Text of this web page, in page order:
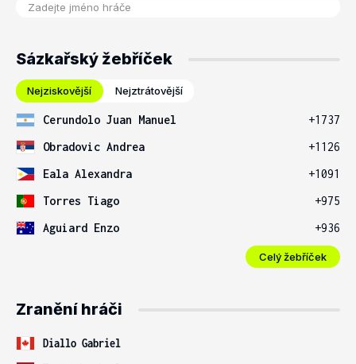
Sázkařský žebříček
Nejziskovější Nejztrátovější
Cerundolo Juan Manuel
+1737
Obradovic Andrea
+1126
Eala Alexandra
+1091
Torres Tiago
+975
Aguiard Enzo
+936
Celý žebříček
Zranění hráči
Diallo Gabriel